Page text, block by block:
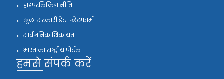
हाइपरलिंकिंग नीति
खुला सरकारी डेटा प्लेटफार्म
सार्वजनिक शिकायत
भारत का राष्ट्रीय पोर्टल
हमसे संपर्क करें